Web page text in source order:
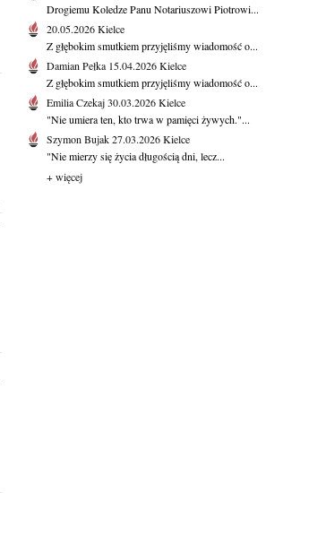
Drogiemu Koledze Panu Notariuszowi Piotrowi...
20.05.2026Kielce
Z głębokim smutkiem przyjęliśmy wiadomość o...
Damian Pełka 15.04.2026Kielce
Z głębokim smutkiem przyjęliśmy wiadomość o...
Emilia Czekaj30.03.2026Kielce
"Nie umiera ten, kto trwa w pamięci żywych."...
Szymon Bujak27.03.2026Kielce
"Nie mierzy się życia długością dni, lecz...
+ więcej